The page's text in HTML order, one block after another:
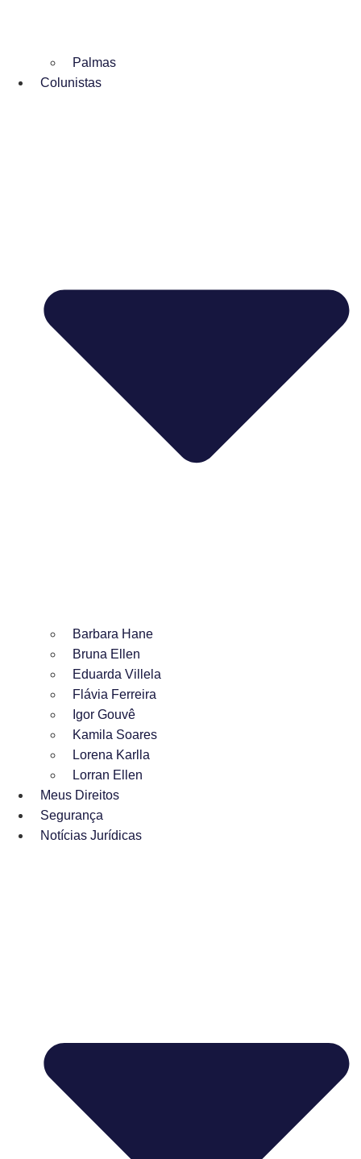
Palmas
Colunistas
Barbara Hane
Bruna Ellen
Eduarda Villela
Flávia Ferreira
Igor Gouvê
Kamila Soares
Lorena Karlla
Lorran Ellen
Meus Direitos
Segurança
Notícias Jurídicas